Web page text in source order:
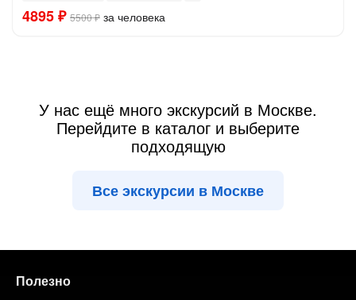
4895 ₽ 5500 ₽ за человека
У нас ещё много экскурсий в Москве.
Перейдите в каталог и выберите
подходящую
Все экскурсии в Москве
Полезно